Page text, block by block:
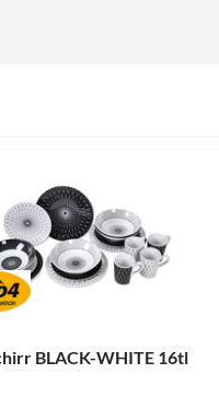
BLACK-WHITE 16tl